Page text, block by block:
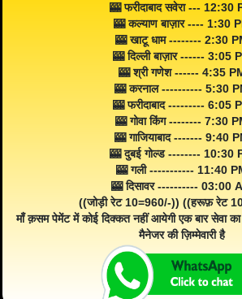
🎰 फरीदाबाद सवेरा --- 12:30
🎰 कल्याण बाज़ार ---- 1:30
🎰 खाटू धाम -------- 2:30
🎰 दिल्ली बाज़ार ------ 3:05
🎰 श्री गणेश ------ 4:35
🎰 करनाल ---------- 5:30
🎰 फरीदाबाद --------- 6:05
🎰 गोवा किंग -------- 7:30
🎰 गाजियाबाद ------- 9:40
🎰 दुबई गोल्ड -------- 10:30
🎰 गली ----------- 11:40
🎰 दिसावर ---------- 03:00
((जोड़ी रेट 10=960/-)) ((हरूफ़ रेट
माँ क़सम पेमेंट में कोई दिक्कत नहीं आयेगी एक बार सेवा
मैनेजर की ज़िम्मेवारी है